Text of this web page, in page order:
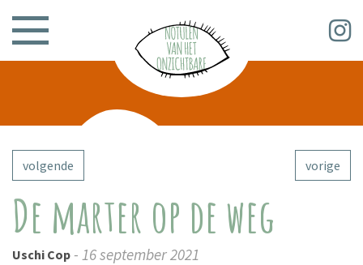
volgende vorige
De marter op de weg
Uschi Cop - 16 september 2021